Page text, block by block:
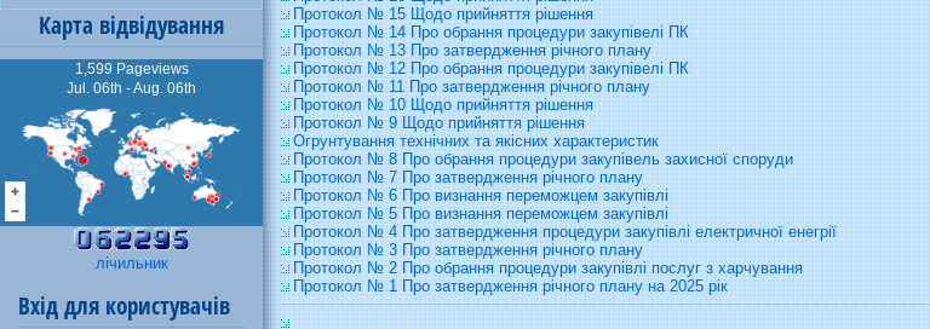
Карта відвідування
1,599 Pageviews
Jul. 06th - Aug. 06th
лічильник
Вхід для користувачів
Протокол № 15 Щодо прийняття рішення
Протокол № 14 Про обрання процедури закупівелі ПК
Протокол № 13 Про затвердження річного плану
Протокол № 12 Про обрання процедури закупівелі ПК
Протокол № 11 Про затвердження річного плану
Протокол № 10 Щодо прийняття рішення
Протокол № 9 Щодо прийняття рішення
Огрунтування технічних та якісних характеристик
Протокол № 8 Про обрання процедури закупівель захисної споруди
Протокол № 7 Про затвердження річного плану
Протокол № 6 Про визнання переможцем закупівлі
Протокол № 5 Про визнання переможцем закупівлі
Протокол № 4 Про затвердження процедури закупівлі електричної енегрії
Протокол № 3 Про затвердження річного плану
Протокол № 2 Про обрання процедури закупівлі послуг з харчування
Протокол № 1 Про затвердження річного плану на 2025 рік